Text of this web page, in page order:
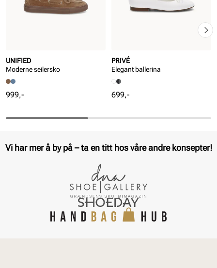
UNIFIED
Moderne seilersko
Pris
999,-
PRIVÉ
Elegant ballerina
Pris
699,-
Vi har mer å by på – ta en titt hos våre andre konsepter!